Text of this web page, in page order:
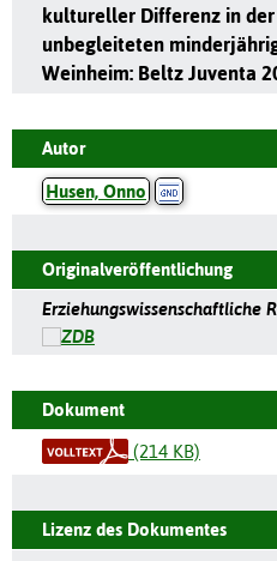
kultureller Differenz in
unbegleiteten
Weinheim: Beltz Juventa
Autor
Husen, Onno
Originalveröffentlichung
Erziehungswissenschaftliche
Dokument
(214 KB)
Lizenz des Dokumentes